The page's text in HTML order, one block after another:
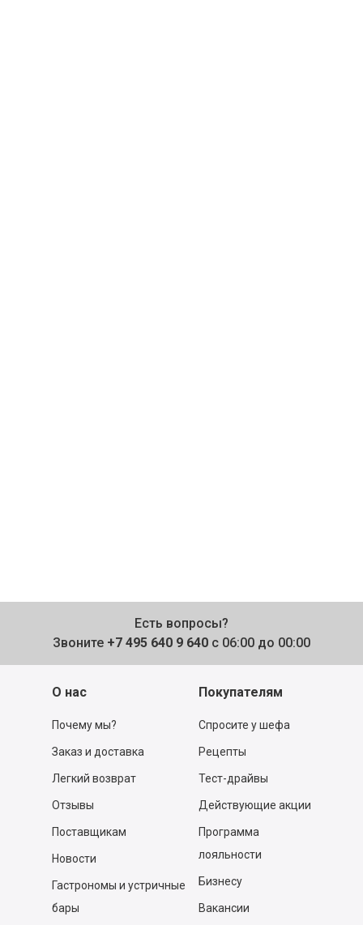
Есть вопросы?
Звоните +7 495 640 9 640 с 06:00 до 00:00
О нас
Почему мы?
Заказ и доставка
Легкий возврат
Отзывы
Поставщикам
Новости
Гастрономы и устричные
бары
Покупателям
Спросите у шефа
Рецепты
Тест-драйвы
Действующие акции
Программа
лояльности
Бизнесу
Вакансии